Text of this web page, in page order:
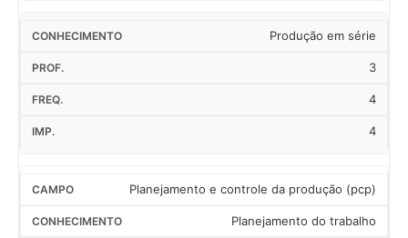
Produção em série
3
4
4
Planejamento e controle da produção (pcp)
Planejamento do trabalho